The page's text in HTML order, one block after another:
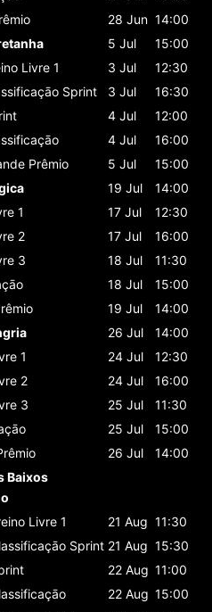
28 Jun 14:00
5 Jul
15:00
Livre 1 3 Jul
12:30
Sprint 3 Jul
16:30
4 Jul
12:00
4 Jul
16:00
Prêmio 5 Jul
15:00
19 Jul
14:00
1 17 Jul
12:30
2 17 Jul
16:00
3 18 Jul
11:30
18 Jul
15:00
19 Jul
14:00
26 Jul
14:00
1 24 Jul
12:30
2 24 Jul
16:00
3 25 Jul
11:30
25 Jul
15:00
26 Jul
14:00
Baixos
Livre 1 21 Aug 11:30
Sprint 21 Aug 15:30
22 Aug 11:00
22 Aug 15:00